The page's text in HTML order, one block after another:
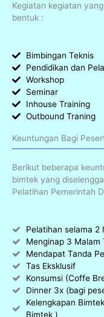
Kegiatan kegiatan
bentuk :
Bimbingan Teknis
Pendidikan dan
Workshop
Seminar
Inhouse Training
Outbound Traning
Keuntungan Bagi
Berikut beberapa
bimtek yang
Pelatihan Pemerintah
Pelatihan selama 2
Menginap 3 Malam
Mendapat Tanda
Tas Eksklusif
Konsumsi (Coffe
Dinner 3x (bagi
Kelengkapan
Bimtek )